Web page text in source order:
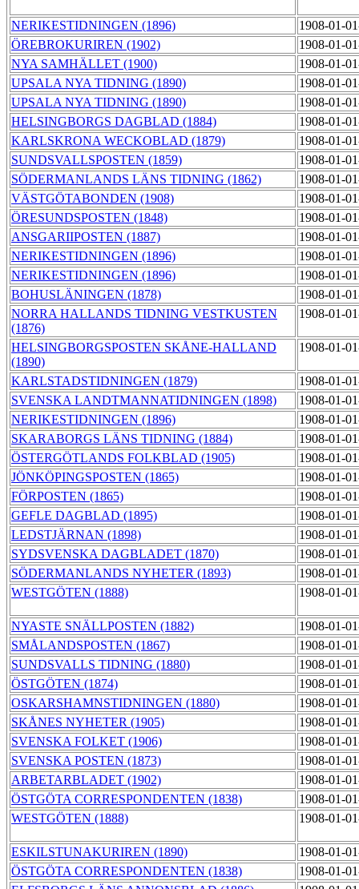
NERIKESTIDNINGEN (1896)
1908-01-
ÖREBROKURIREN (1902)
1908-01-
NYA SAMHÄLLET (1900)
1908-01-
UPSALA NYA TIDNING (1890)
1908-01-
UPSALA NYA TIDNING (1890)
1908-01-
HELSINGBORGS DAGBLAD (1884)
1908-01-
KARLSKRONA WECKOBLAD (1879)
1908-01-
SUNDSVALLSPOSTEN (1859)
1908-01-
SÖDERMANLANDS LÄNS TIDNING (1862)
1908-01-
VÄSTGÖTABONDEN (1908)
1908-01-
ÖRESUNDSPOSTEN (1848)
1908-01-
ANSGARIIPOSTEN (1887)
1908-01-
NERIKESTIDNINGEN (1896)
1908-01-
NERIKESTIDNINGEN (1896)
1908-01-
BOHUSLÄNINGEN (1878)
1908-01-
NORRA HALLANDS TIDNING VESTKUSTEN
(1876)
1908-01-
HELSINGBORGSPOSTEN SKÅNE-HALLAND
(1890)
1908-01-
KARLSTADSTIDNINGEN (1879)
1908-01-
SVENSKA LANDTMANNATIDNINGEN (1898)
1908-01-
NERIKESTIDNINGEN (1896)
1908-01-
SKARABORGS LÄNS TIDNING (1884)
1908-01-
ÖSTERGÖTLANDS FOLKBLAD (1905)
1908-01-
JÖNKÖPINGSPOSTEN (1865)
1908-01-
FÖRPOSTEN (1865)
1908-01-
GEFLE DAGBLAD (1895)
1908-01-
LEDSTJÄRNAN (1898)
1908-01-
SYDSVENSKA DAGBLADET (1870)
1908-01-
SÖDERMANLANDS NYHETER (1893)
1908-01-
WESTGÖTEN (1888)
1908-01-
NYASTE SNÄLLPOSTEN (1882)
1908-01-
SMÅLANDSPOSTEN (1867)
1908-01-
SUNDSVALLS TIDNING (1880)
1908-01-
ÖSTGÖTEN (1874)
1908-01-
OSKARSHAMNSTIDNINGEN (1880)
1908-01-
SKÅNES NYHETER (1905)
1908-01-
SVENSKA FOLKET (1906)
1908-01-
SVENSKA POSTEN (1873)
1908-01-
ARBETARBLADET (1902)
1908-01-
ÖSTGÖTA CORRESPONDENTEN (1838)
1908-01-
WESTGÖTEN (1888)
1908-01-
ESKILSTUNAKURIREN (1890)
1908-01-
ÖSTGÖTA CORRESPONDENTEN (1838)
1908-01-